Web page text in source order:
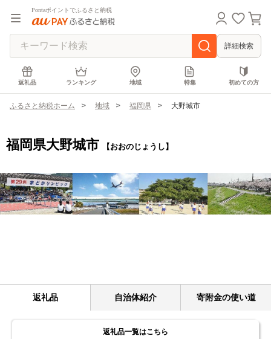
Pontaポイントでふるさと納税
詳細検索
返礼品 ランキング 地域 特集 初めての方
ふるさと納税ホーム 地域 福岡県 大野城市
福岡県大野城市 【おおのじょうし】
返礼品 自治体紹介 寄附金の使い道
返礼品一覧はこちら